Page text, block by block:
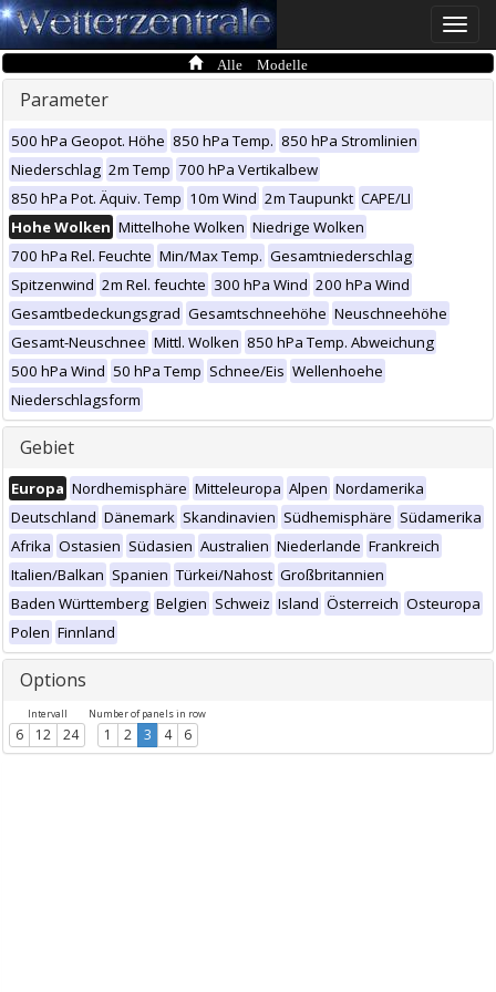
Toggle
Alle Modelle
Parameter
500 hPa Geopot. Höhe 850 hPa Temp. 850 hPa Stromlinien
Niederschlag 2m Temp 700 hPa Vertikalbew
850 hPa Pot. Äquiv. Temp 10m Wind 2m Taupunkt CAPE/LI
Hohe Wolken Mittelhohe Wolken Niedrige Wolken
700 hPa Rel. Feuchte Min/Max Temp. Gesamtniederschlag
Spitzenwind 2m Rel. feuchte 300 hPa Wind 200 hPa Wind
Gesamtbedeckungsgrad Gesamtschneehöhe Neuschneehöhe
Gesamt-Neuschnee Mittl. Wolken 850 hPa Temp. Abweichung
500 hPa Wind 50 hPa Temp Schnee/Eis Wellenhoehe
Niederschlagsform
Gebiet
Europa Nordhemisphäre Mitteleuropa Alpen Nordamerika
Deutschland Dänemark Skandinavien Südhemisphäre Südamerika
Afrika Ostasien Südasien Australien Niederlande Frankreich
Italien/Balkan Spanien Türkei/Nahost Großbritannien
Baden Württemberg Belgien Schweiz Island Österreich Osteuropa
Polen Finnland
Options
Intervall
6 12 24
Number of panels in row
1 2 3 4 6